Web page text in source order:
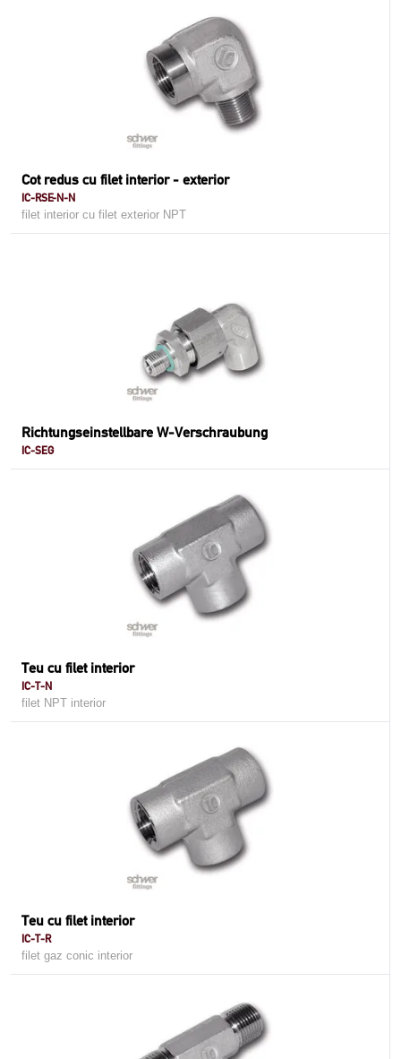
Cot redus cu filet interior - exterior
IC-RSE-N-N
filet interior cu filet exterior NPT
Richtungseinstellbare W-Verschraubung
IC-SEG
Teu cu filet interior
IC-T-N
filet NPT interior
Teu cu filet interior
IC-T-R
filet gaz conic interior